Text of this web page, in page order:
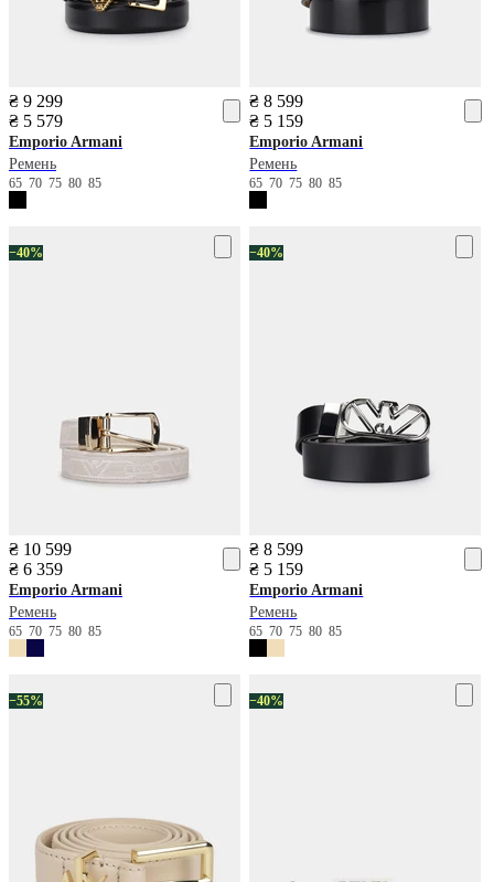
₴ 9 299
₴ 5 579
Emporio Armani
Ремень
65 70 75 80 85
₴ 8 599
₴ 5 159
Emporio Armani
Ремень
6570758085
−40%
₴ 10 599
₴ 6 359
Emporio Armani
Ремень
65 70 75 80 85
−40%
₴ 8 599
₴ 5 159
Emporio Armani
Ремень
6570758085
−55% −40%